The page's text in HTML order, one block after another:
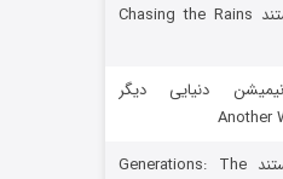
دانلود مستند Chasing the Rains
دنیایی دیگر
Another
دانلود مستند Generations: The